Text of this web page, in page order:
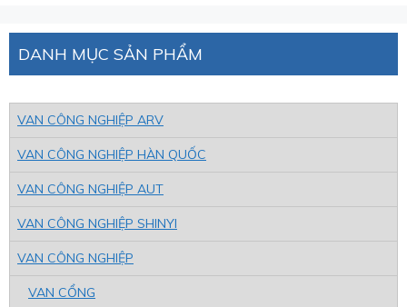
DANH MỤC SẢN PHẨM
VAN CÔNG NGHIỆP ARV
VAN CÔNG NGHIỆP HÀN QUỐC
VAN CÔNG NGHIỆP AUT
VAN CÔNG NGHIỆP SHINYI
VAN CÔNG NGHIỆP
VAN CỔNG